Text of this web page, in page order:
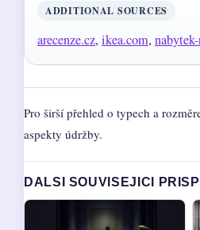
ADDITIONAL SOURCES
arecenze.cz, ikea.com,
Pro širší přehled o typech a
aspekty údržby.
DALSI SOUVISEJICI